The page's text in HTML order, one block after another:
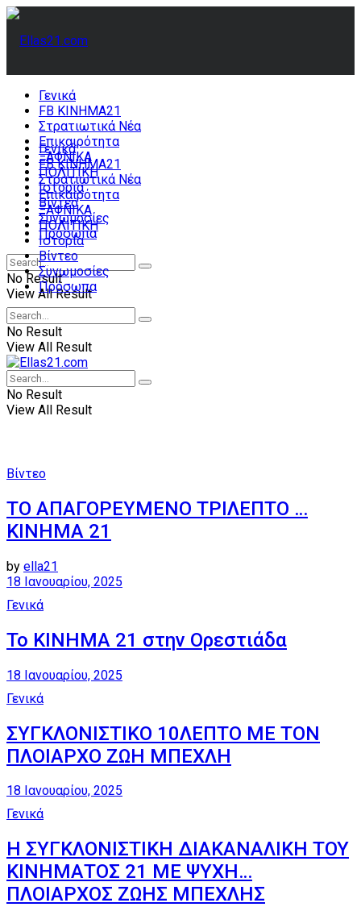
Γενικά
FB ΚΙΝΗΜΑ21
Στρατιωτικά Νέα
Επικαιρότητα
ΞΑΦΝΙΚΑ
ΠΟΛΙΤΙΚΗ
Ιστορία
Βίντεο
Συνωμοσίες
Πρόσωπα
No Result
View All Result
Γενικά
FB ΚΙΝΗΜΑ21
Στρατιωτικά Νέα
Επικαιρότητα
ΞΑΦΝΙΚΑ
ΠΟΛΙΤΙΚΗ
Ιστορία
Βίντεο
Συνωμοσίες
Πρόσωπα
No Result
View All Result
No Result
View All Result
Βίντεο
ΤΟ ΑΠΑΓΟΡΕΥΜΕΝΟ ΤΡΙΛΕΠΤΟ …
ΚΙΝΗΜΑ 21
by ella21
18 Ιανουαρίου, 2025
Γενικά
Το ΚΙΝΗΜΑ 21 στην Ορεστιάδα
18 Ιανουαρίου, 2025
Γενικά
ΣΥΓΚΛΟΝΙΣΤΙΚΟ 10ΛΕΠΤΟ ΜΕ ΤΟΝ
ΠΛΟΙΑΡΧΟ ΖΩΗ ΜΠΕΧΛΗ
18 Ιανουαρίου, 2025
Γενικά
Η ΣΥΓΚΛΟΝΙΣΤΙΚΗ ΔΙΑΚΑΝΑΛΙΚΗ ΤΟΥ
ΚΙΝΗΜΑΤΟΣ 21 ΜΕ ΨΥΧΗ…
ΠΛΟΙΑΡΧΟΣ ΖΩΗΣ ΜΠΕΧΛΗΣ